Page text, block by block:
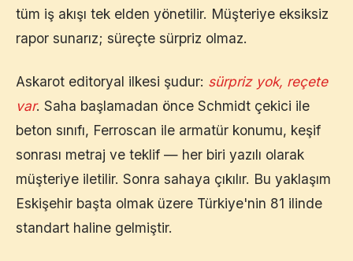
tüm iş akışı tek elden yönetilir. Müşteriye eksiksiz
rapor sunarız; süreçte sürpriz olmaz.
Askarot editoryal ilkesi şudur: sürpriz yok, reçete
var. Saha başlamadan önce Schmidt çekici ile
beton sınıfı, Ferroscan ile armatür konumu, keşif
sonrası metraj ve teklif — her biri yazılı olarak
müşteriye iletilir. Sonra sahaya çıkılır. Bu yaklaşım
Eskişehir başta olmak üzere Türkiye'nin 81 ilinde
standart haline gelmiştir.